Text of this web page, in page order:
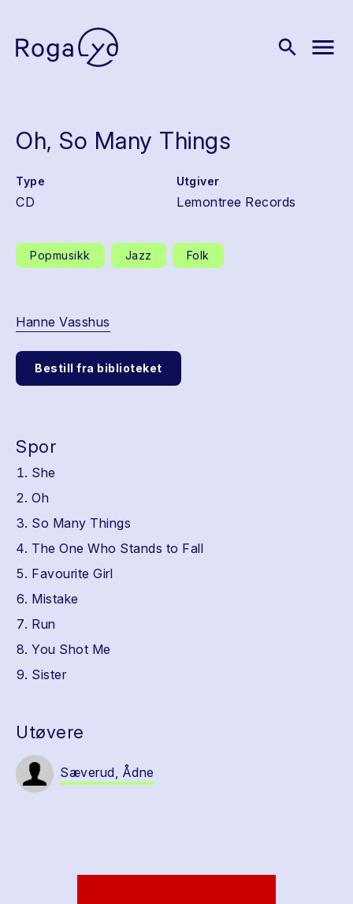
search menu
Oh, So Many Things
Type
CD
Utgiver
Lemontree Records
Popmusikk Jazz Folk
Hanne Vasshus
Bestill fra biblioteket
Spor
She
Oh
So Many Things
The One Who Stands to Fall
Favourite Girl
Mistake
Run
You Shot Me
Sister
Utøvere
Sæverud, Ådne